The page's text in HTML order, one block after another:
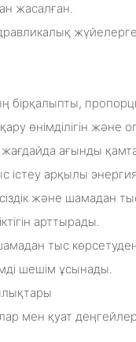
жасалған.
бірқалыпты,
өнімділігін
ағынды
арқылы энергия
және
арттырады.
тыс
шешім ұсынады.
мен қуат